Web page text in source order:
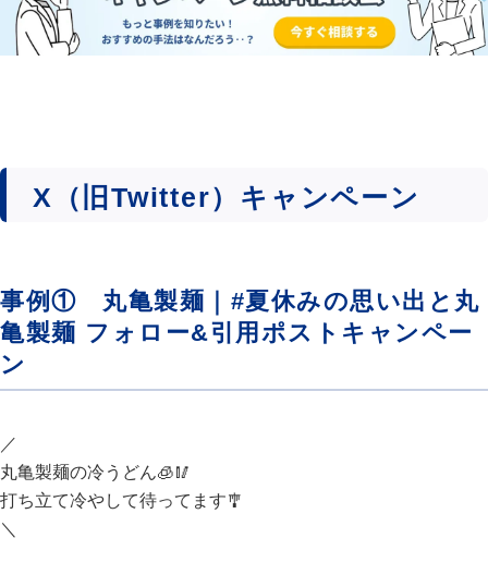
X（旧Twitter）キャンペーン
事例① 丸亀製麺｜#夏休みの思い出と丸
亀製麺 フォロー&引用ポストキャンペー
ン
／
丸亀製麺の冷うどん🧊🥢
打ち立て冷やして待ってます🎐
＼​